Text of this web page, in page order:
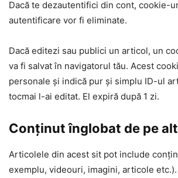
Dacă te dezautentifici din cont, cookie-
autentificare vor fi eliminate.
Dacă editezi sau publici un articol, un
va fi salvat în navigatorul tău. Acest
personale și indică pur și simplu ID-ul
tocmai l-ai editat. El expiră după 1 zi.
Conținut înglobat de pe
Articolele din acest sit pot include
exemplu, videouri, imagini, articole